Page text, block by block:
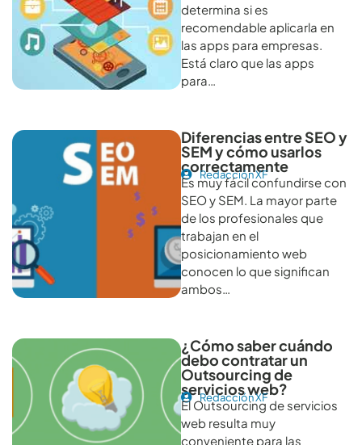
determina si es
recomendable aplicarla en
las apps para empresas.
Está claro que las apps
para…
Diferencias entre SEO y
SEM y cómo usarlos
correctamente
Redacción XF
Es muy fácil confundirse con
SEO y SEM. La mayor parte
de los profesionales que
trabajan en el
posicionamiento web
conocen lo que significan
ambos…
¿Cómo saber cuándo
debo contratar un
Outsourcing de
servicios web?
Redacción XF
El Outsourcing de servicios
web resulta muy
conveniente para las